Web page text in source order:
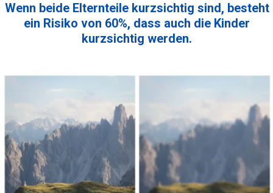
Wenn beide Elternteile kurzsichtig sind, besteht
ein Risiko von 60%, dass auch die Kinder
kurzsichtig werden.